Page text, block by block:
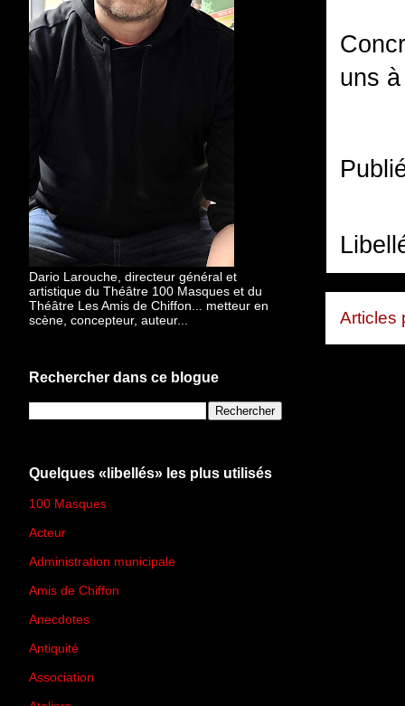
uns
Articles
Dario Larouche, directeur général et
artistique du Théâtre 100 Masques et du
Théâtre Les Amis de Chiffon... metteur en
scène, concepteur, auteur...
Rechercher dans ce blogue
Quelques «libellés» les plus utilisés
100 Masques
Acteur
Administration municipale
Amis de Chiffon
Anecdotes
Antiquité
Association